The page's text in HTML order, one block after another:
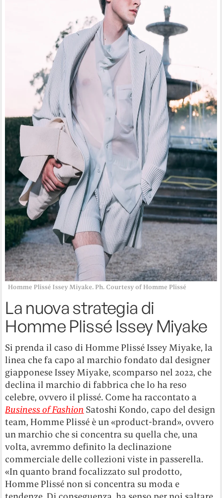
Homme Plissé Issey Miyake. Ph. Courtesy of Homme Plissé
La nuova strategia di
Homme Plissé Issey Miyake
Si prenda il caso di Homme Plissé Issey Miyake, la
linea che fa capo al marchio fondato dal designer
giapponese Issey Miyake, scomparso nel 2022, che
declina il marchio di fabbrica che lo ha reso
celebre, ovvero il plissé. Come ha raccontato a
Business of Fashion Satoshi Kondo, capo del design
team, Homme Plissé è un «product-brand», ovvero
un marchio che si concentra su quella che, una
volta, avremmo definito la declinazione
commerciale delle collezioni viste in passerella.
«In quanto brand focalizzato sul prodotto,
Homme Plissé non si concentra su moda e